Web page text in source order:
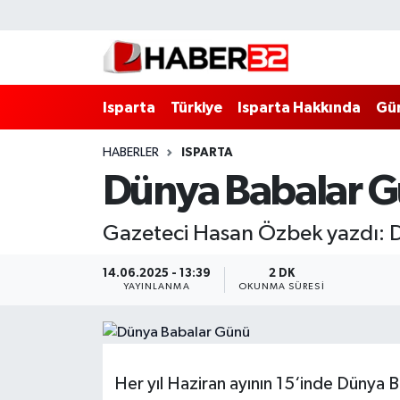
Isparta Türkiye Isparta Hakkında
HABERLER ISPARTA
Dünya Babalar
Gazeteci Hasan Özbek yazdı:
14.06.2025 - 13:39
YAYINLANMA
2 DK
OKUNMA SÜRESI
Her yıl Haziran ayının 15‘inde Dünya
Isparta Hakkında
Esnaf Diyor ki;
Isparta Nöbetçi Eczaneler
Isparta Hava Durumu
Isparta Trafik Yoğunluk Haritası
Süper Lig Puan Durumu ve Fikstür
Haber Arşivi